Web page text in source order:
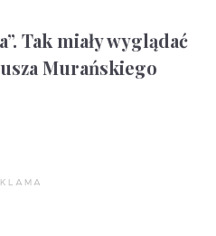
Tak miały wyglądać
Murańskiego